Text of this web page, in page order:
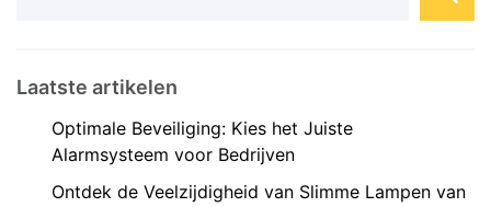
Laatste artikelen
Optimale Beveiliging: Kies het Juiste
Alarmsysteem voor Bedrijven
Ontdek de Veelzijdigheid van Slimme Lampen van